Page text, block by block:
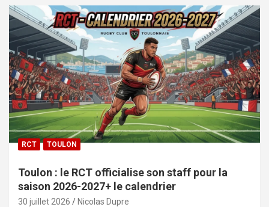
RCT TOULON
Toulon : le RCT officialise son staff pour la
saison 2026-2027+ le calendrier
30 juillet 2026 Nicolas Dupre